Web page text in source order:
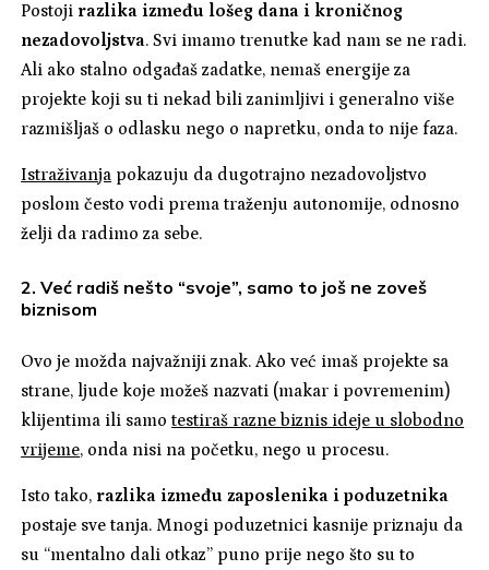
Postoji razlika između lošeg dana i kroničnog
nezadovoljstva. Svi imamo trenutke kad nam se ne radi.
Ali ako stalno odgađaš zadatke, nemaš energije za
projekte koji su ti nekad bili zanimljivi i generalno više
razmišljaš o odlasku nego o napretku, onda to nije faza.
Istraživanja pokazuju da dugotrajno nezadovoljstvo
poslom često vodi prema traženju autonomije, odnosno
želji da radimo za sebe.
2. Već radiš nešto “svoje”, samo to još ne zoveš
biznisom
Ovo je možda najvažniji znak. Ako već imaš projekte sa
strane, ljude koje možeš nazvati (makar i povremenim)
klijentima ili samotestiraš razne biznis ideje u slobodno
vrijeme, onda nisi na početku, nego u procesu.
Isto tako, razlika između zaposlenika i poduzetnika
postaje sve tanja. Mnogi poduzetnici kasnije priznaju da
su “mentalno dali otkaz” puno prije nego što su to